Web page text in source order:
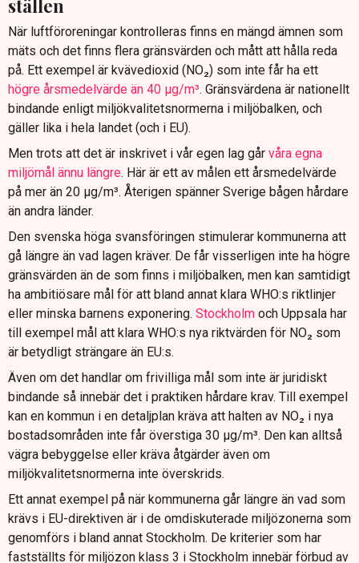
ställen
När luftföroreningar kontrolleras finns en mängd ämnen som
mäts och det finns flera gränsvärden och mått att hålla reda
på. Ett exempel är kvävedioxid (NO₂) som inte får ha ett
högre årsmedelvärde än 40 µg/m³. Gränsvärdena är nationellt
bindande enligt miljökvalitetsnormerna i miljöbalken, och
gäller lika i hela landet (och i EU).
Men trots att det är inskrivet i vår egen lag går våra egna
miljömål ännu längre. Här är ett av målen ett årsmedelvärde
på mer än 20 µg/m³. Återigen spänner Sverige bågen hårdare
än andra länder.
Den svenska höga svansföringen stimulerar kommunerna att
gå längre än vad lagen kräver. De får visserligen inte ha högre
gränsvärden än de som finns i miljöbalken, men kan samtidigt
ha ambitiösare mål för att bland annat klara WHO:s riktlinjer
eller minska barnens exponering. Stockholm och Uppsala har
till exempel mål att klara WHO:s nya riktvärden för NO₂ som
är betydligt strängare än EU:s.
Även om det handlar om frivilliga mål som inte är juridiskt
bindande så innebär det i praktiken hårdare krav. Till exempel
kan en kommun i en detaljplan kräva att halten av NO₂ i nya
bostadsområden inte får överstiga 30 µg/m³. Den kan alltså
vägra bebyggelse eller kräva åtgärder även om
miljökvalitetsnormerna inte överskrids.
Ett annat exempel på när kommunerna går längre än vad som
krävs i EU-direktiven är i de omdiskuterade miljözonerna som
genomförs i bland annat Stockholm. De kriterier som har
fastställts för miljözon klass 3 i Stockholm innebär förbud av